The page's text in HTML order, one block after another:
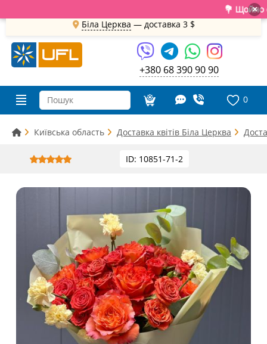
💐 Щойно×
Біла Церква — доставка 3 $
+380 68 390 90 90
0
Київська область Доставка квітів Біла Церква
ID: 10851-71-2